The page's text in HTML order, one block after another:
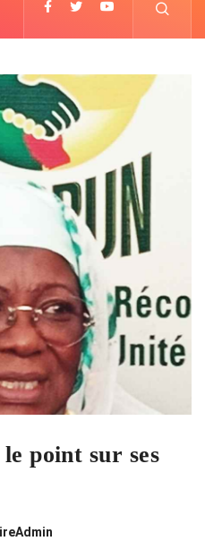
point sur ses